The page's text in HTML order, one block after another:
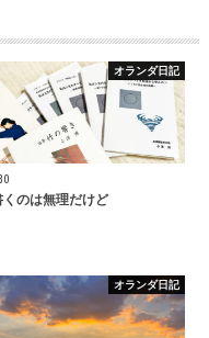
オランダ日記
くのは無理だけど
オランダ日記